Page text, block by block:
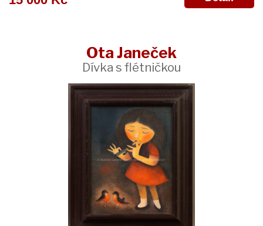
Ota Janeček
Dívka s flétničkou